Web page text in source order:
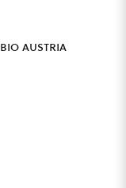
bio austria